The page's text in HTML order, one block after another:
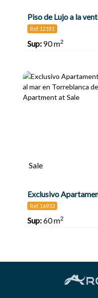
Ref. 12181
Sup:90 m2
Sale
Ref. 16933
Sup:60 m2